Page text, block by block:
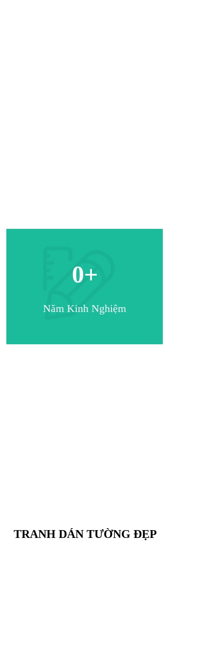
0+
Năm Kinh Nghiệm
TRANH DÁN TƯỜNG ĐẸP